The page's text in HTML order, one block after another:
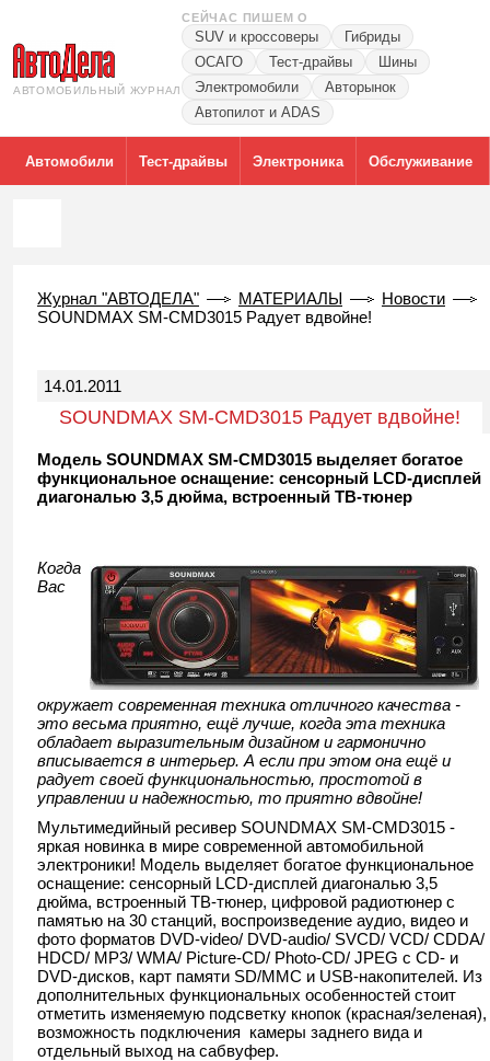
АВТОМОБИЛЬНЫЙ ЖУРНАЛ
СЕЙЧАС ПИШЕМ О
SUV и кроссоверы
Гибриды
ОСАГО
Тест-драйвы
Шины
Электромобили
Авторынок
Автопилот и ADAS
Автомобили Тест-драйвы Электроника Обслуживание
Журнал "АВТОДЕЛА" МАТЕРИАЛЫ
Новости
SOUNDMAX SM-CMD3015 Радует вдвойне!
14.01.2011
SOUNDMAX SM-CMD3015 Радует вдвойне!
Модель SOUNDMAX SM-CMD3015 выделяет богатое
функциональное оснащение: сенсорный LCD-дисплей
диагональю 3,5 дюйма, встроенный ТВ-тюнер
Когда
Вас
окружает современная техника отличного качества -
это весьма приятно, ещё лучше, когда эта техника
обладает выразительным дизайном и гармонично
вписывается в интерьер. А если при этом она ещё и
радует своей функциональностью, простотой в
управлении и надежностью, то приятно вдвойне!
Мультимедийный ресивер SOUNDMAX SM-CMD3015 -
яркая новинка в мире современной автомобильной
электроники! Модель выделяет богатое функциональное
оснащение: сенсорный LCD-дисплей диагональю 3,5
дюйма, встроенный ТВ-тюнер, цифровой радиотюнер с
памятью на 30 станций, воспроизведение аудио, видео и
фото форматов DVD-video/ DVD-audio/ SVCD/ VCD/ CDDA/
HDCD/ MP3/ WMA/ Picture-CD/ Photo-CD/ JPEG c CD- и
DVD-дисков, карт памяти SD/MMC и USB-накопителей. Из
дополнительных функциональных особенностей стоит
отметить изменяемую подсветку кнопок (красная/зеленая),
возможность подключения камеры заднего вида и
отдельный выход на сабвуфер.